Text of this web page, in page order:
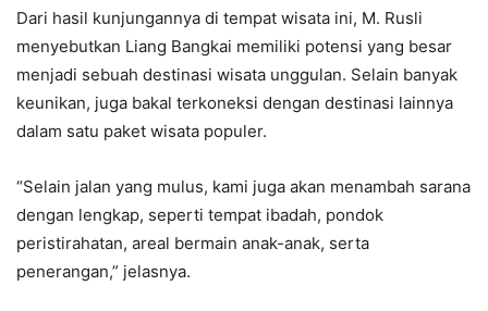
Dari hasil kunjungannya di tempat wisata ini, M. Rusli
menyebutkan Liang Bangkai memiliki potensi yang besar
menjadi sebuah destinasi wisata unggulan. Selain banyak
keunikan, juga bakal terkoneksi dengan destinasi lainnya
dalam satu paket wisata populer.
“Selain jalan yang mulus, kami juga akan menambah sarana
dengan lengkap, seperti tempat ibadah, pondok
peristirahatan, areal bermain anak-anak, serta
penerangan,” jelasnya.